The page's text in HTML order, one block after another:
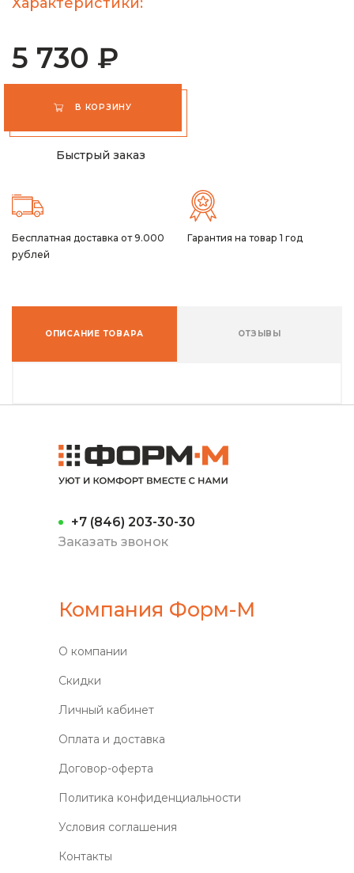
5 730 ₽
В КОРЗИНУ
Быстрый заказ
Бесплатная доставка от 9.000
рублей
Гарантия на товар 1 год
ОПИСАНИЕ ТОВАРА ОТЗЫВЫ
+7 (846) 203-30-30
Заказать звонок
Компания Форм-М
О компании
Скидки
Личный кабинет
Оплата и доставка
Договор-оферта
Политика конфиденциальности
Условия соглашения
Контакты